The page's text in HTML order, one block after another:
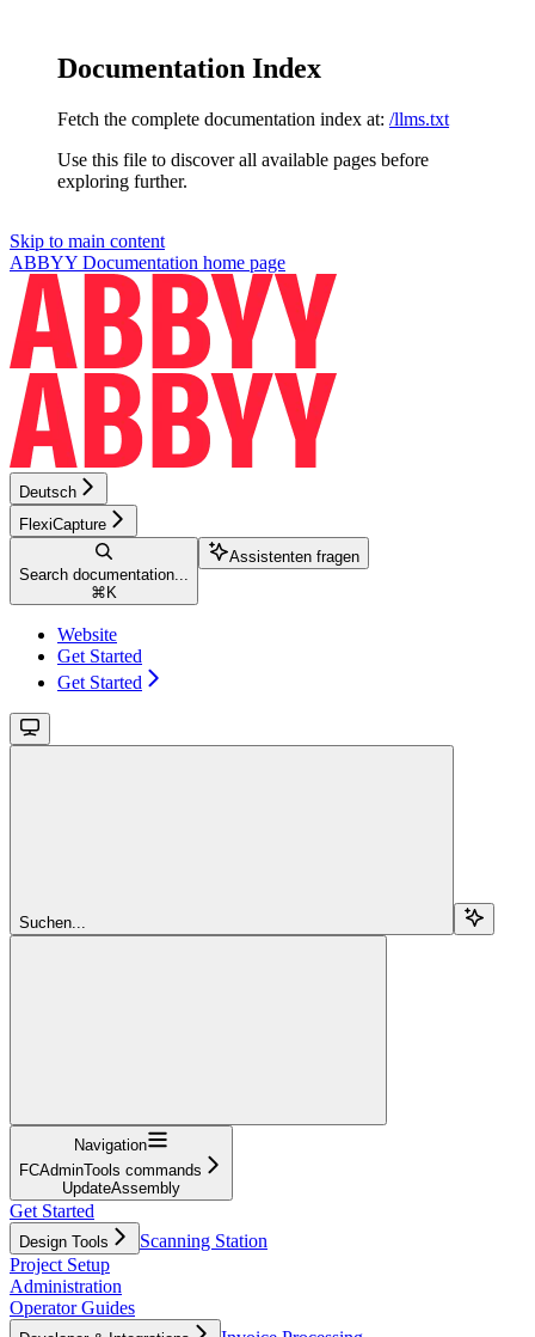
Documentation Index
Fetch the complete documentation index at: /llms.txt
Use this file to discover all available pages before
exploring further.
Skip to main content
ABBYY Documentation home page
Deutsch
FlexiCapture
Search documentation...
⌘ K
Assistenten fragen
Website
Get Started
Get Started
Suchen...
Navigation
FCAdminTools commands
UpdateAssembly
Get Started
Design Tools
Scanning Station
Project Setup
Administration
Operator Guides